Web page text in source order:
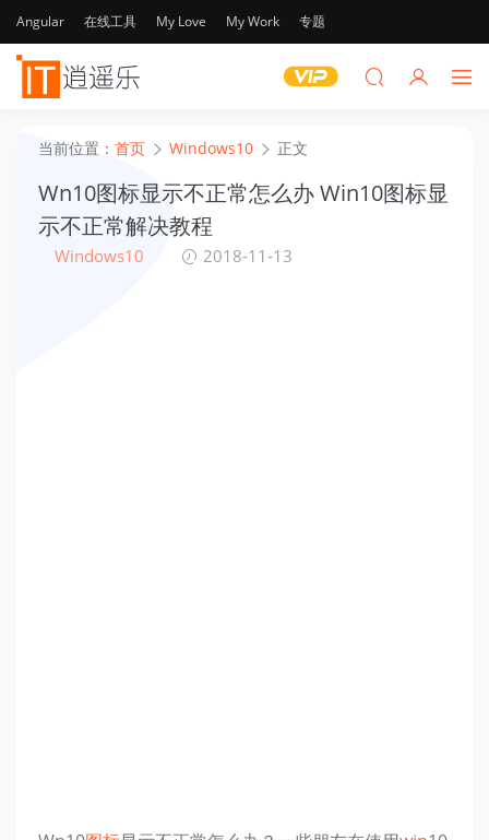
Angular 在线工具 My Love My Work 专题
当前位置： 首页 Windows10 正文
Wn10图标显示不正常怎么办 Win10图标显
示不正常解决教程
Windows10 2018-11-13